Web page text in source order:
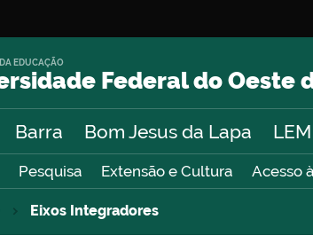
Federal do Oeste
EDUCAÇÃO
Barra Bom Jesus da Lapa LEM
Pesquisa Extensão e Cultura Acesso
Eixos Integradores